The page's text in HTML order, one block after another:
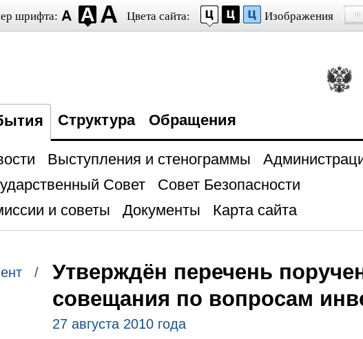
шрифта: Цвета сайта: Изображения
Структура Обращения
Выступления и стенограммы
Совет
Совет Безопасности
и советы
Документы Карта сайта
/
Утверждён перечень
совещания по вопросам
27 августа 2010 года